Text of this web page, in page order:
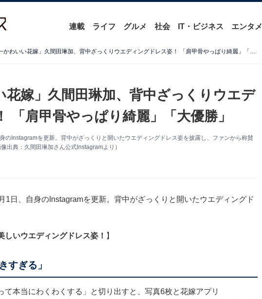
連載 ライフ グルメ 社会 IT・ビジネス エンタメ
「世界一かわいい花嫁」久間田琳加、背中ざっくりウエディングドレス姿！ 「肩甲骨やっぱり綺麗」「大優勝」
花嫁」久間田琳加、背中ざっくりウエデ
「肩甲骨やっぱり綺麗」「大優勝」
のInstagramを更新。背中がざっくりと開いたウエディングドレス姿を披露し、ファンから称賛
出典：久間田琳加さん公式Instagramより）
1日、自身のInstagramを更新。背中がざっくりと開いたウエディングド
しいウエディングドレス姿！ 】
すぎる」
て本当にわくわくする」と切り出すと、写真6枚と花嫁アプリ